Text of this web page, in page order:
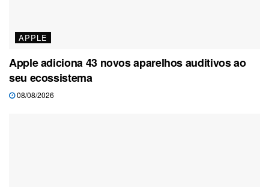
APPLE
Apple adiciona 43 novos aparelhos auditivos ao
seu ecossistema
08/08/2026